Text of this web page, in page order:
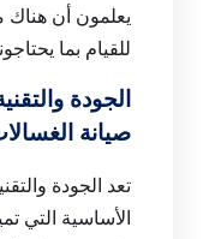
يعلمون أن هناك
للقيام بما
الجودة
صيانة
تعد الجودة
الأساسية التي